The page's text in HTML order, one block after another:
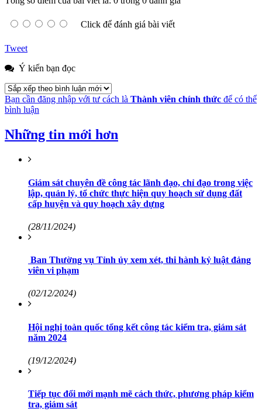
Click để đánh giá bài viết
Tweet
Ý kiến bạn đọc
Bạn cần đăng nhập với tư cách là Thành viên chính thức để có thể
bình luận
Những tin mới hơn
Giám sát chuyên đề công tác lãnh đạo, chỉ đạo trong việc
lập, quản lý, tổ chức thực hiện quy hoạch sử dụng đất
cấp huyện và quy hoạch xây dựng
(28/11/2024)
Ban Thường vụ Tỉnh ủy xem xét, thi hành kỷ luật đảng
viên vi phạm
(02/12/2024)
Hội nghị toàn quốc tổng kết công tác kiểm tra, giám sát
năm 2024
(19/12/2024)
Tiếp tục đổi mới mạnh mẽ cách thức, phương pháp kiểm
tra, giám sát